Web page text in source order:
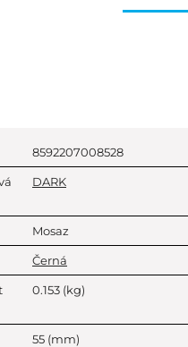
8592207008528
DARK
Mosaz
Černá
0.153 (kg)
55 (mm)